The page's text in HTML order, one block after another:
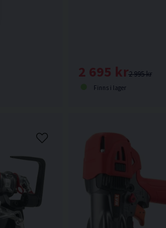
2 995 kr
2 695 kr
Finns i lager